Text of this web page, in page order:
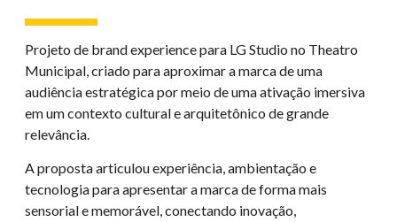
Projeto de brand experience para LG Studio no Theatro
Municipal, criado para aproximar a marca de uma
audiência estratégica por meio de uma ativação imersiva
em um contexto cultural e arquitetônico de grande
relevância.
A proposta articulou experiência, ambientação e
tecnologia para apresentar a marca de forma mais
sensorial e memorável, conectando inovação,